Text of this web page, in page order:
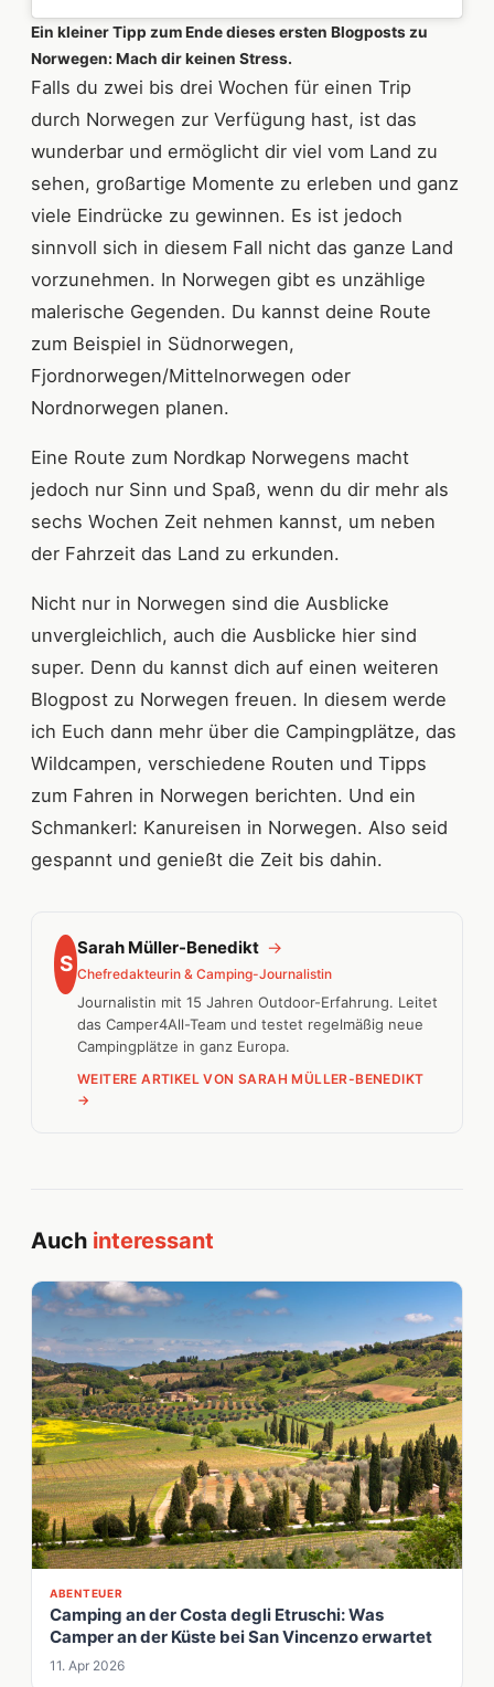
Ein kleiner Tipp zum Ende dieses ersten Blogposts zu
Norwegen: Mach dir keinen Stress.
Falls du zwei bis drei Wochen für einen Trip
durch Norwegen zur Verfügung hast, ist das
wunderbar und ermöglicht dir viel vom Land zu
sehen, großartige Momente zu erleben und ganz
viele Eindrücke zu gewinnen. Es ist jedoch
sinnvoll sich in diesem Fall nicht das ganze Land
vorzunehmen. In Norwegen gibt es unzählige
malerische Gegenden. Du kannst deine Route
zum Beispiel in Südnorwegen,
Fjordnorwegen/Mittelnorwegen oder
Nordnorwegen planen.
Eine Route zum Nordkap Norwegens macht
jedoch nur Sinn und Spaß, wenn du dir mehr als
sechs Wochen Zeit nehmen kannst, um neben
der Fahrzeit das Land zu erkunden.
Nicht nur in Norwegen sind die Ausblicke
unvergleichlich, auch die Ausblicke hier sind
super. Denn du kannst dich auf einen weiteren
Blogpost zu Norwegen freuen. In diesem werde
ich Euch dann mehr über die Campingplätze, das
Wildcampen, verschiedene Routen und Tipps
zum Fahren in Norwegen berichten. Und ein
Schmankerl: Kanureisen in Norwegen. Also seid
gespannt und genießt die Zeit bis dahin.
S
Sarah Müller-Benedikt →
Chefredakteurin & Camping-Journalistin
Journalistin mit 15 Jahren Outdoor-Erfahrung. Leitet
das Camper4All-Team und testet regelmäßig neue
Campingplätze in ganz Europa.
WEITERE ARTIKEL VON SARAH MÜLLER-BENEDIKT
→
Auch interessant
ABENTEUER
Camping an der Costa degli Etruschi: Was
Camper an der Küste bei San Vincenzo erwartet
11. Apr 2026